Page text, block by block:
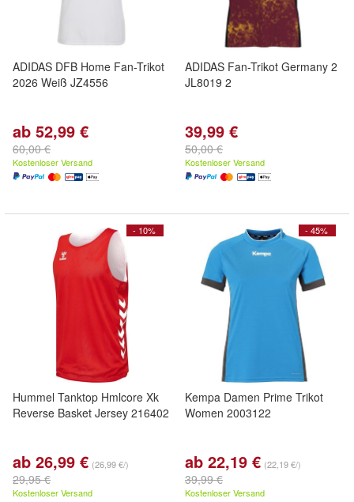
ADIDAS DFB Home Fan-Trikot
2026 Weiß JZ4556
ab 52,99 €
60,00 €
Kostenloser Versand
ADIDAS Fan-Trikot Germany 2
JL8019 2
39,99 €
50,00 €
Kostenloser Versand
- 10%
Hummel Tanktop Hmlcore Xk
Reverse Basket Jersey 216402
ab 26,99 € (26,99 €/)
29,95 €
Kostenloser Versand
- 45%
Kempa Damen Prime Trikot
Women 2003122
ab 22,19 € (22,19 €/)
39,99 €
Kostenloser Versand